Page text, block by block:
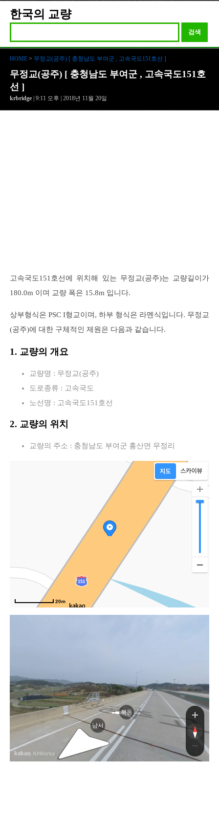
한국의 교량
검색
HOME > 무정교(공주) [ 충청남도 부여군 , 고속국도151호선 ]
무정교(공주) [ 충청남도 부여군 , 고속국도151호
선 ]
krbridge | 9:11 오후 | 2018년 11월 20일
고속국도151호선에 위치해 있는 무정교(공주)는 교량길이가
180.0m 이며 교량 폭은 15.8m 입니다.
상부형식은 PSC I형교이며, 하부 형식은 라멘식입니다. 무정교
(공주)에 대한 구체적인 제원은 다음과 같습니다.
1. 교량의 개요
교량명 : 무정교(공주)
도로종류 : 고속국도
노선명 : 고속국도151호선
2. 교량의 위치
교량의 주소 : 충청남도 부여군 홍산면 무정리
20m
남서
북동
, KnWorks